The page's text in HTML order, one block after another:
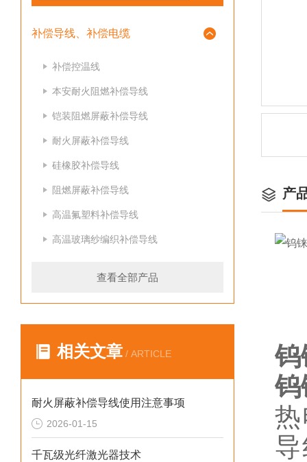
补偿导线、补偿电缆
补偿控温线
本安耐火阻燃补偿导线
铠装阻燃屏蔽补偿导线
耐火屏蔽补偿导线
硅橡胶补偿导线
阻燃屏蔽补偿导线
高温氟塑料补偿导线
高温玻璃纱编织补偿导线
查看全部产品
相关文章 / ARTICLE
耐火屏蔽补偿导线使用注意事项
2026-01-15
千瓦级光纤激光器技术
产
钨
钨